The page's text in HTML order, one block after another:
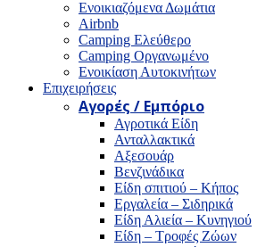
Ενοικιαζόμενα Δωμάτια
Airbnb
Camping Ελεύθερο
Camping Οργανωμένο
Ενοικίαση Αυτοκινήτων
Επιχειρήσεις
Αγορές / Εμπόριο
Αγροτικά Είδη
Ανταλλακτικά
Αξεσουάρ
Βενζινάδικα
Είδη σπιτιού – Κήπος
Εργαλεία – Σιδηρικά
Είδη Αλιεία – Κυνηγιού
Είδη – Τροφές Ζώων